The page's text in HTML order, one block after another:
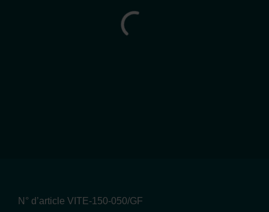
N° d’article VITE-150-050/GF